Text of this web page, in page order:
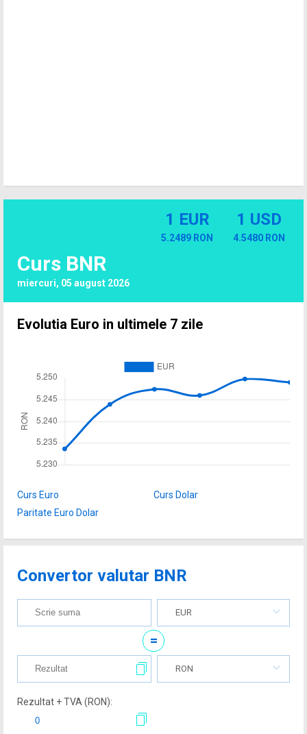
Curs BNR
miercuri, 05 august 2026
1 EUR
5.2489 RON
1 USD
4.5480 RON
Evolutia Euro in ultimele 7 zile
Curs Euro
Curs Dolar
Paritate Euro Dolar
Convertor valutar BNR
EUR
=
RON
Rezultat + TVA (RON):